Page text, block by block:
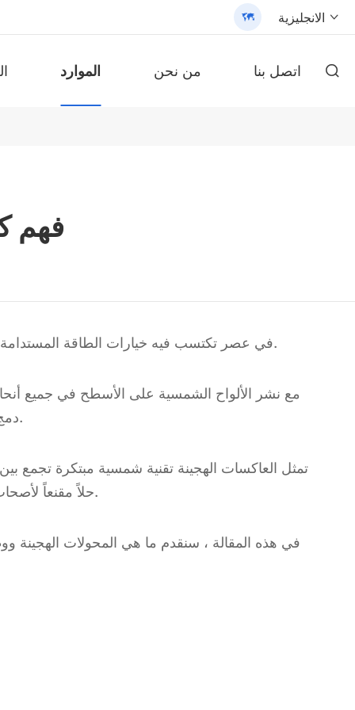
 الانجليزية 
الموارد من نحن اتصل بنا 
فهم
في عصر تكتسب فيه خيارات الطاقة المستدامة شعبية متزايدة ، يبحث الأفراد والمؤسسات على حد سواء عن طرق لتحسين استهلاكهم للطاقة وتعزيز التزامهم بالبيئة.
مع نشر الألواح الشمسية على الأسطح في جميع
دمج الألواح الشمسية والبطاريات وشبكة الطاقة التقليدية ، مما يتيح لها العمل بشكل متناغم بدلاً من العمل بشكل مستقل.
تمثل العاكسات الهجينة تقنية شمسية مبتكرة تجمع
حلاً مقنعاً لأصحاب المنازل الذين يسعون إلى تنفيذ نظام طاقة شمسية يستوعب التحسينات المستقبلية ، مثل دمج نظام تخزين البطارية.
في هذه المقالة ، سنقدم ما هي المحولات الهجينة